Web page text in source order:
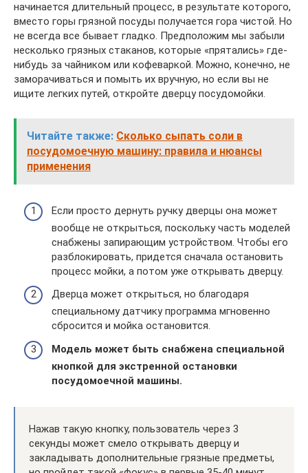
начинается длительный процесс, в результате которого,
вместо горы грязной посуды получается гора чистой. Но
не всегда все бывает гладко. Предположим мы забыли
несколько грязных стаканов, которые «прятались» где-
нибудь за чайником или кофеваркой. Можно, конечно, не
заморачиваться и помыть их вручную, но если вы не
ищите легких путей, откройте дверцу посудомойки.
Читайте также: Сколько сыпать соли в
посудомоечную машину: правила и нюансы
применения
Если просто дернуть ручку дверцы она может
вообще не открыться, поскольку часть моделей
снабжены запирающим устройством. Чтобы его
разблокировать, придется сначала остановить
процесс мойки, а потом уже открывать дверцу.
Дверца может открыться, но благодаря
специальному датчику программа мгновенно
сбросится и мойка остановится.
Модель может быть снабжена специальной
кнопкой для экстренной остановки
посудомоечной машины.
Нажав такую кнопку, пользователь через 3
секунды может смело открывать дверцу и
закладывать дополнительные грязные предметы,